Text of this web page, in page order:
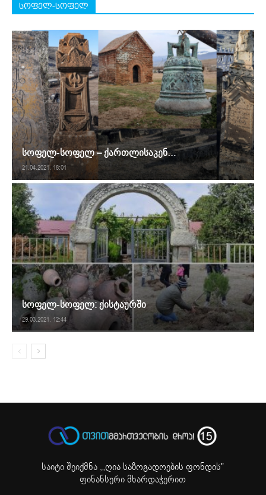
სოფელ-სოფელ
სოფელ-სოფელ – ქართლისაკენ…
21.04.2021. 18:01
სოფელ-სოფელ: ქისტაურში
29.03.2021. 12:44
საიტი შეიქმნა ,„ღია საზოგადოების ფონდის"
ფინანსური მხარდაჭერით